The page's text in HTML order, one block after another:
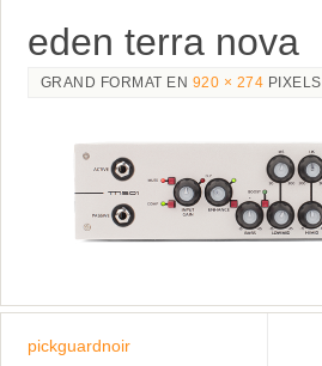
eden terra nova
GRAND FORMAT EN 920 × 274 PIXELS
pickguardnoir